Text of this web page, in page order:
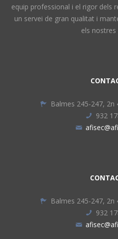
equip professional i el rigor dels
un servei de gran qualitat i
els nostres
Balmes 245-247, 2n
932
Balmes 245-247, 2n
932